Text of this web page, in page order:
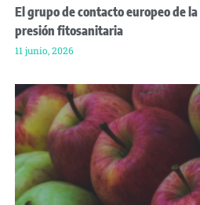
El grupo de contacto europeo de
presión fitosanitaria
11 junio, 2026